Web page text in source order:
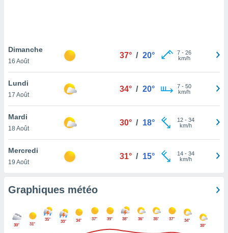
pas
de
à
cas,
que
sur le
ne
Dimanche
16 Août
37° / 20° 7- 26
km/h
Lundi
17 Août
34° / 20° 7- 50
km/h
Mardi
18 Août
30° / 18° 12- 34
km/h
Mercredi
19 Août
31° / 15° 14- 34
km/h
Graphiques météo
30° 31°
35° 33° 34° 37° 39° 38° 36° 35° 37°
34°
30°